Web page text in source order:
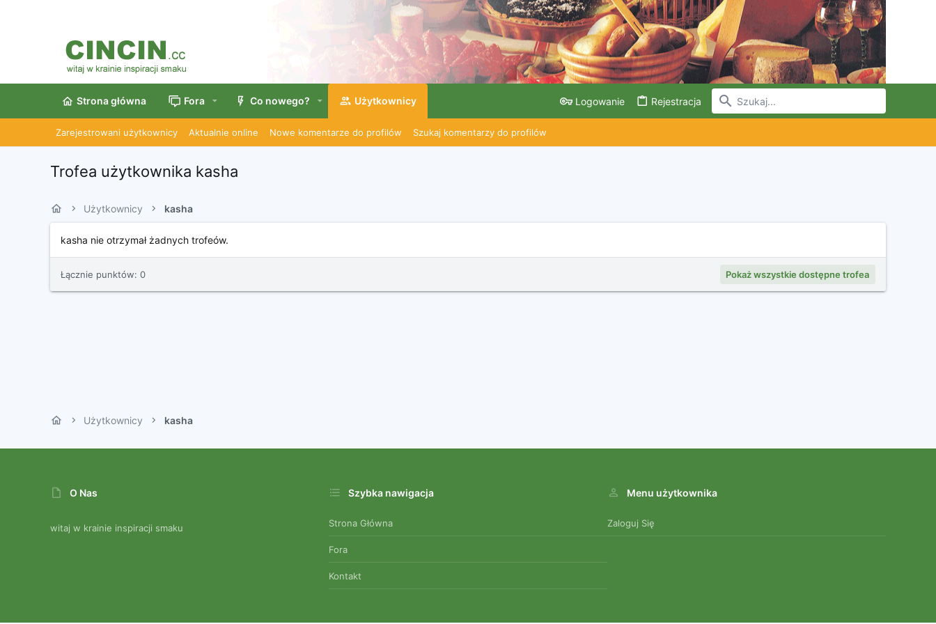
Strona główna Fora Co nowego? Użytkownicy Logowanie Rejestracja
Zarejestrowani użytkownicy Aktualnie online Nowe komentarze do profilów Szukaj komentarzy do profilów
Trofea użytkownika kasha
Użytkownicy kasha
kasha nie otrzymał żadnych trofeów.
Łącznie punktów: 0 Pokaż wszystkie dostępne trofea
Użytkownicy kasha
O Nas
witaj w krainie inspiracji smaku
Szybka nawigacja
Strona Główna
Fora
Kontakt
Menu użytkownika
Zaloguj Się